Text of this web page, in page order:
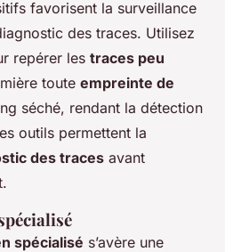
favorisent la surveillance
des traces. Utilisez
repérer les traces peu
toute empreinte de
séché, rendant la détection
outils permettent la
des traces avant
spécialisé s’avère une